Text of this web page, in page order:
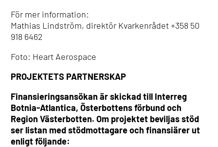
För mer information:
Mathias Lindström, direktör Kvarkenrådet +358 50
918 6462
Foto: Heart Aerospace
PROJEKTETS PARTNERSKAP
Finansieringsansökan är skickad till Interreg
Botnia-Atlantica, Österbottens förbund och
Region Västerbotten. Om projektet beviljas stöd
ser listan med stödmottagare och finansiärer ut
enligt följande: